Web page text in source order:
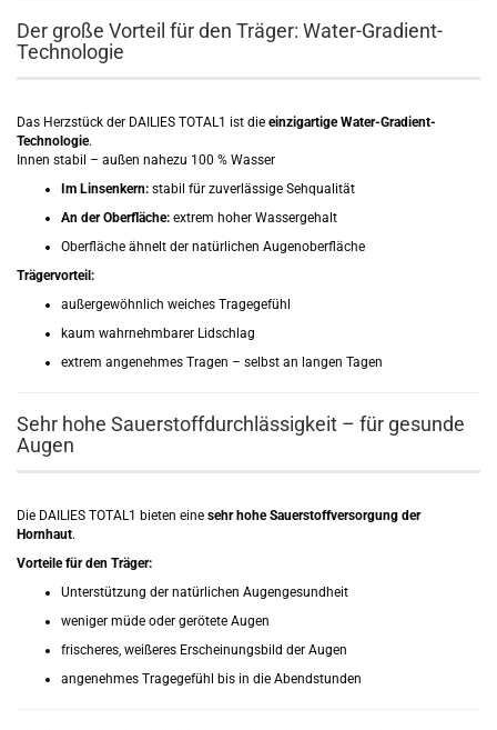
Der große Vorteil für den Träger: Water-Gradient-
Technologie
Das Herzstück der DAILIES TOTAL1 ist die einzigartige Water-Gradient-
Technologie.
Innen stabil – außen nahezu 100 % Wasser
Im Linsenkern: stabil für zuverlässige Sehqualität
An der Oberfläche: extrem hoher Wassergehalt
Oberfläche ähnelt der natürlichen Augenoberfläche
Trägervorteil:
außergewöhnlich weiches Tragegefühl
kaum wahrnehmbarer Lidschlag
extrem angenehmes Tragen – selbst an langen Tagen
Sehr hohe Sauerstoffdurchlässigkeit – für gesunde
Augen
Die DAILIES TOTAL1 bieten eine sehr hohe Sauerstoffversorgung der
Hornhaut.
Vorteile für den Träger:
Unterstützung der natürlichen Augengesundheit
weniger müde oder gerötete Augen
frischeres, weißeres Erscheinungsbild der Augen
angenehmes Tragegefühl bis in die Abendstunden